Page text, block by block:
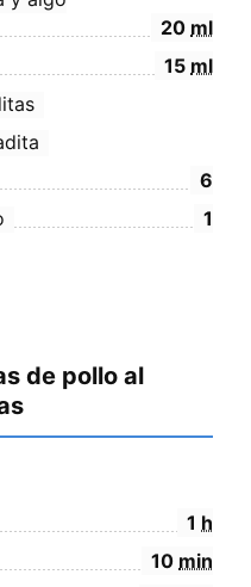
20 ml
15 ml
6
1
de pollo al
1 h
10 min